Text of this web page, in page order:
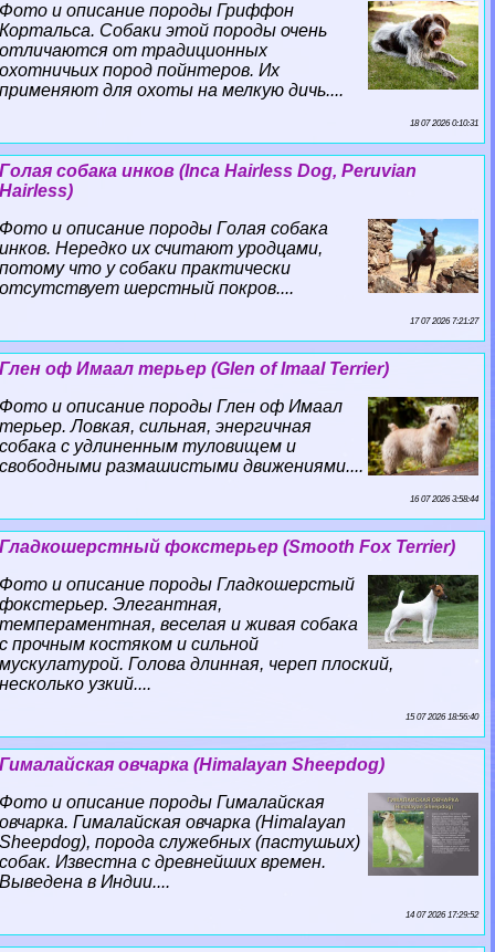
Фото и описание породы Гриффон
Кортальса. Собаки этой породы очень
отличаются от традиционных
охотничьих пород пойнтеров. Их
применяют для охоты на мелкую дичь....
18 07 2026 0:10:31
Гoлая собака инков (Inca Hairless Dog, Peruvian
Hairless)
Фото и описание породы Гoлая собака
инков. Нередко их считают уpoдцами,
потому что у собаки пpaктически
отсутствует шерстный покров....
17 07 2026 7:21:27
Глен оф Имаал терьер (Glen of Imaal Terrier)
Фото и описание породы Глен оф Имаал
терьер. Ловкая, сильная, энергичная
собака с удлиненным туловищем и
свободными размашистыми движениями....
16 07 2026 3:58:44
Гладкошерстный фокстерьер (Smooth Fox Terrier)
Фото и описание породы Гладкошерстый
фокстерьер. Элегантная,
темпераментная, веселая и живая собака
с прочным костяком и сильной
мускулатурой. Голова длинная, череп плоский,
несколько узкий....
15 07 2026 18:56:40
Гималайская овчарка (Himalayan Sheepdog)
Фото и описание породы Гималайская
овчарка. Гималайская овчарка (Himalayan
Sheepdog), порода служебных (пастушьих)
собак. Известна с древнейших времен.
Выведена в Индии....
14 07 2026 17:29:52